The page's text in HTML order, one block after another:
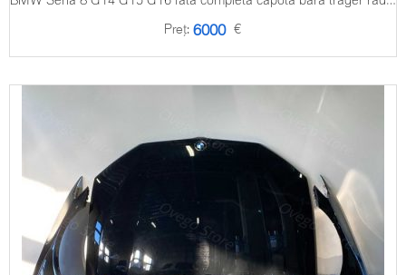
Preț: 6000 €